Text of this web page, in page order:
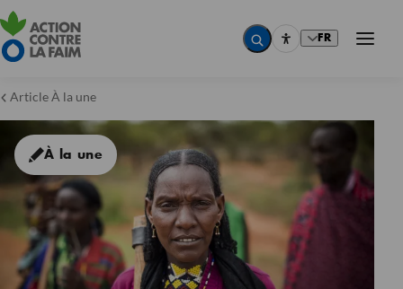
FR
Article À la une
À la une